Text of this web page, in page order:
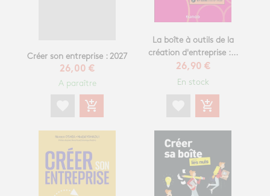
Créer son entreprise : 2027
26,00 €
A paraître
add_shopping_cart
La boîte à outils de la
création d'entreprise :...
26,90 €
En stock
add_shopping_cart